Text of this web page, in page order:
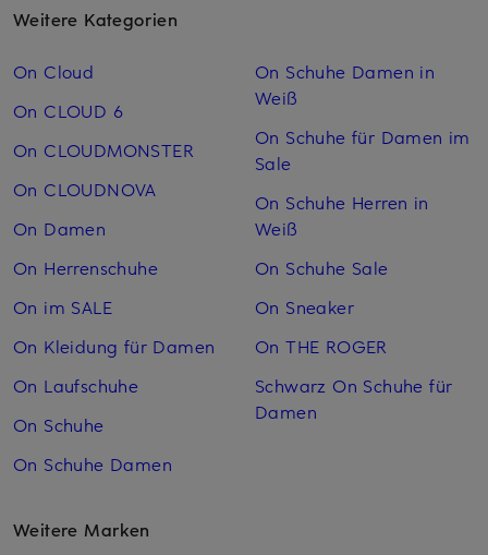
Weitere Kategorien
On Cloud
On CLOUD 6
On CLOUDMONSTER
On CLOUDNOVA
On Damen
On Herrenschuhe
On im SALE
On Kleidung für Damen
On Laufschuhe
On Schuhe
On Schuhe Damen
On Schuhe Damen in
Weiß
On Schuhe für Damen im
Sale
On Schuhe Herren in
Weiß
On Schuhe Sale
On Sneaker
On THE ROGER
Schwarz On Schuhe für
Damen
Weitere Marken